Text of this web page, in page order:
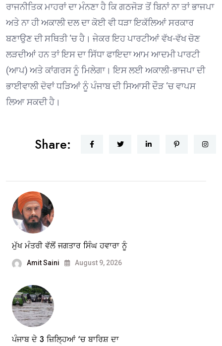
ਰਾਜਨੀਤਿਕ ਮਾਹਰਾਂ ਦਾ ਮੰਨਣਾ ਹੈ ਕਿ ਗਠਜੋੜ ਤੋਂ ਬਿਨਾਂ ਨਾ ਤਾਂ ਭਾਜਪਾ
ਅਤੇ ਨਾ ਹੀ ਅਕਾਲੀ ਦਲ ਦਾ ਕੋਈ ਵੀ ਧੜਾ ਇਕੱਲਿਆਂ ਸਰਕਾਰ
ਬਣਾਉਣ ਦੀ ਸਥਿਤੀ ‘ਚ ਹੈ। ਜੇਕਰ ਇਹ ਪਾਰਟੀਆਂ ਵੱਖ-ਵੱਖ ਚੋਣ
ਲੜਦੀਆਂ ਹਨ ਤਾਂ ਇਸ ਦਾ ਸਿੱਧਾ ਫਾਇਦਾ ਆਮ ਆਦਮੀ ਪਾਰਟੀ
(ਆਪ) ਅਤੇ ਕਾਂਗਰਸ ਨੂੰ ਮਿਲੇਗਾ। ਇਸ ਲਈ ਅਕਾਲੀ-ਭਾਜਪਾ ਦੀ
ਭਾਈਵਾਲੀ ਦੋਵਾਂ ਧੜਿਆਂ ਨੂੰ ਪੰਜਾਬ ਦੀ ਸਿਆਸੀ ਦੌੜ ‘ਚ ਵਾਪਸ
ਲਿਆ ਸਕਦੀ ਹੈ।
Share:
ਮੁੱਖ ਮੰਤਰੀ ਵੱਲੋਂ ਜਗਤਾਰ ਸਿੰਘ ਹਵਾਰਾ ਨੂੰ
Amit Saini August 9, 2026
ਪੰਜਾਬ ਦੇ 3 ਜ਼ਿਲ੍ਹਿਆਂ ‘ਚ ਬਾਰਿਸ਼ ਦਾ